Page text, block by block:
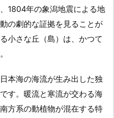
1804年の象潟地震による地
の劇的な証拠を見ることが
小さな丘（島）は、かつて
本海の海流が生み出した独
す。暖流と寒流が交わる海
方系の動植物が混在する特